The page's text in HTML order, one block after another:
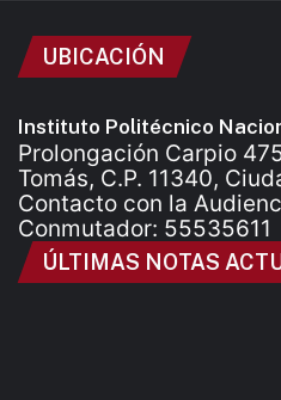
UBICACIÓN
Instituto Politécnico
Prolongación Carpio
Tomás, C.P. 11340,
Contacto con la
Conmutador: 55535611
ÚLTIMAS NOTAS